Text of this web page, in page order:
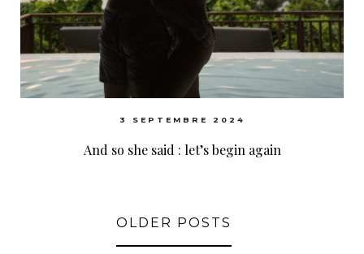
3 SEPTEMBRE 2024
And so she said : let’s begin again
OLDER POSTS